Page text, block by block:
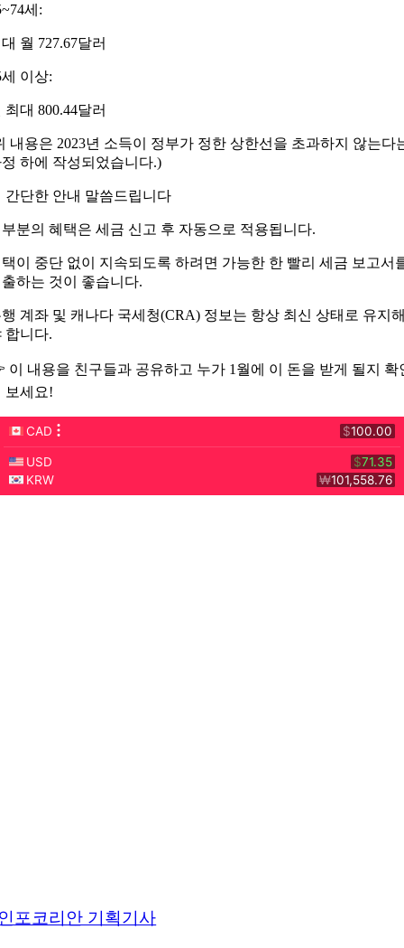
세:
월 727.67달러
이상:
최대 800.44달러
내용은 2023년 소득이 정부가 정한 상한선을 초과하지 않는다
하에 작성되었습니다.)
간단한 안내 말씀드립니다
분의 혜택은 세금 신고 후 자동으로 적용됩니다.
이 중단 없이 지속되도록 하려면 가능한 한 빨리 세금 보고서
하는 것이 좋습니다.
계좌 및 캐나다 국세청(CRA) 정보는 항상 최신 상태로 유지
합니다.
이 내용을 친구들과 공유하고 누가 1월에 이 돈을 받게 될지 확
보세요!
포코리안 기획기사